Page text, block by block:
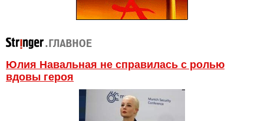
Юлия Навальная не справилась с ролью
вдовы героя